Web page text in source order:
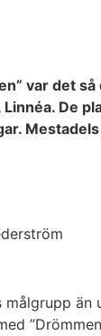
var det
De
målgrupp än